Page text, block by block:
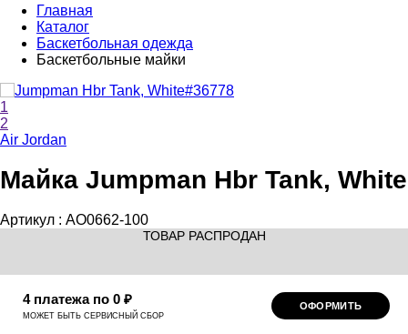
Главная
Каталог
Баскетбольная одежда
Баскетбольные майки
1
2
Air Jordan
Майка Jumpman Hbr Tank, White
Артикул : AO0662-100
ТОВАР РАСПРОДАН
4 платежа по 0 ₽
МОЖЕТ БЫТЬ СЕРВИСНЫЙ СБОР
ОФОРМИТЬ